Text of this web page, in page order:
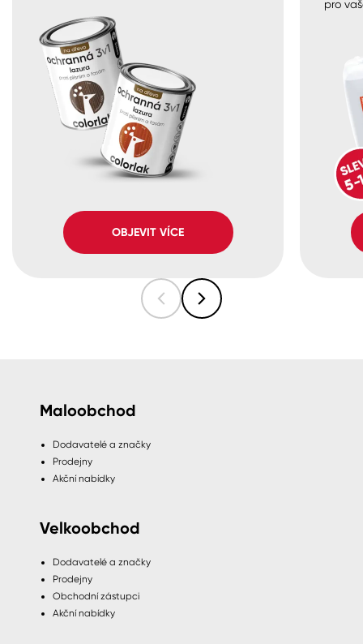
OBJEVIT VÍCE
pro
Maloobchod
Dodavatelé a značky
Prodejny
Akční nabídky
Velkoobchod
Dodavatelé a značky
Prodejny
Obchodní zástupci
Akční nabídky